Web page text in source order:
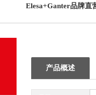
Elesa+Ganter品牌直
密封条NBR /
产品概述